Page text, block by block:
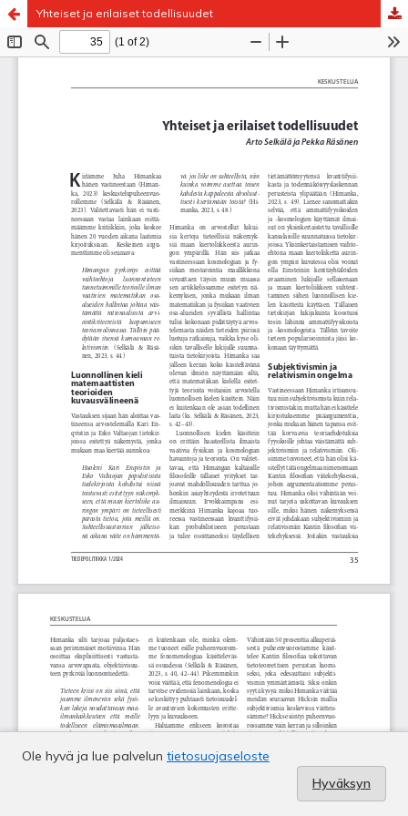
Yhteiset ja erilaiset todellisuudet
Ole hyvä ja lue palvelun tietosuojaseloste
Hyväksyn
Tieteellisten seurain valtuuskunta